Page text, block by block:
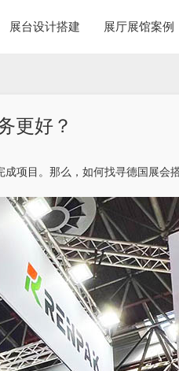
展台设计搭建 展厅展馆案例
更好？
项目。那么，如何找寻德国展会